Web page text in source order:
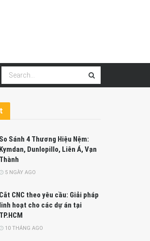
So Sánh 4 Thương Hiệu Nệm:
Kymdan, Dunlopillo, Liên Á, Vạn
Thành
5 NGÀY AGO
Cắt CNC theo yêu cầu: Giải pháp
linh hoạt cho các dự án tại
TP.HCM
10 THÁNG AGO